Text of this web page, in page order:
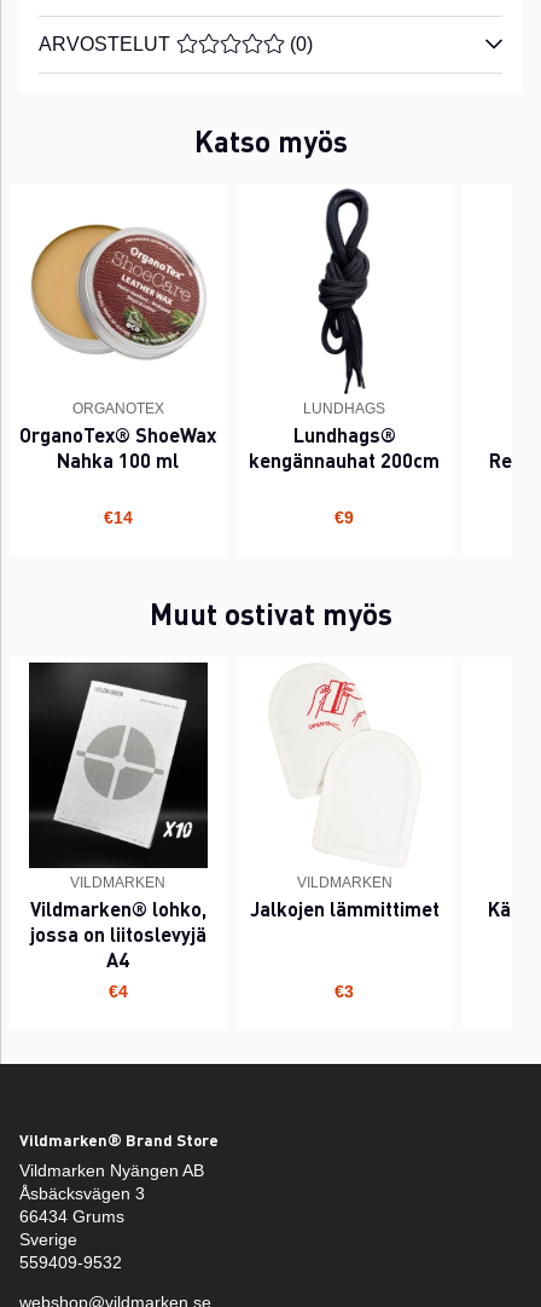
ARVOSTELUT KESKIARVOLUOKITUS 0 / 5
(0)
Katso myös
ORGANOTEX
OrganoTex® ShoeWax
Nahka 100 ml
€14
LUNDHAGS
Lundhags®
kengännauhat 200cm
€9
Muut ostivat myös
VILDMARKEN
Vildmarken® lohko,
jossa on liitoslevyjä
A4
€4
VILDMARKEN
Jalkojen lämmittimet
€3
Vildmarken® Brand Store
Vildmarken Nyängen AB
Åsbäcksvägen 3
66434 Grums
Sverige
559409-9532
webshop@vildmarken.se